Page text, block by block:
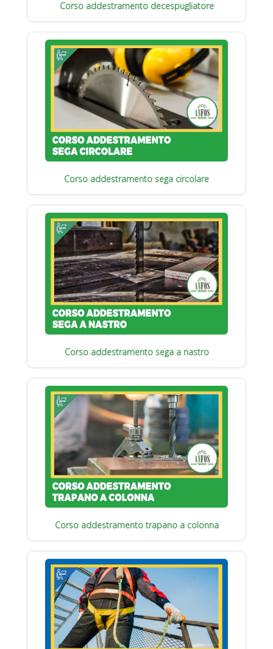
Corso addestramento decespugliatore
Corso addestramento sega circolare
Corso addestramento sega a nastro
Corso addestramento trapano a colonna